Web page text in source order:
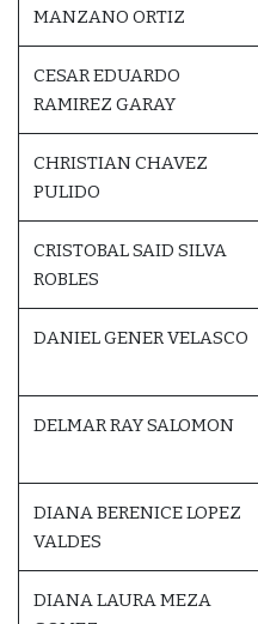
MANZANO ORTIZ
CESAR EDUARDO
RAMIREZ GARAY
CHRISTIAN CHAVEZ
PULIDO
CRISTOBAL SAID SILVA
ROBLES
DANIEL GENER VELASCO
DELMAR RAY SALOMON
DIANA BERENICE LOPEZ
VALDES
DIANA LAURA MEZA